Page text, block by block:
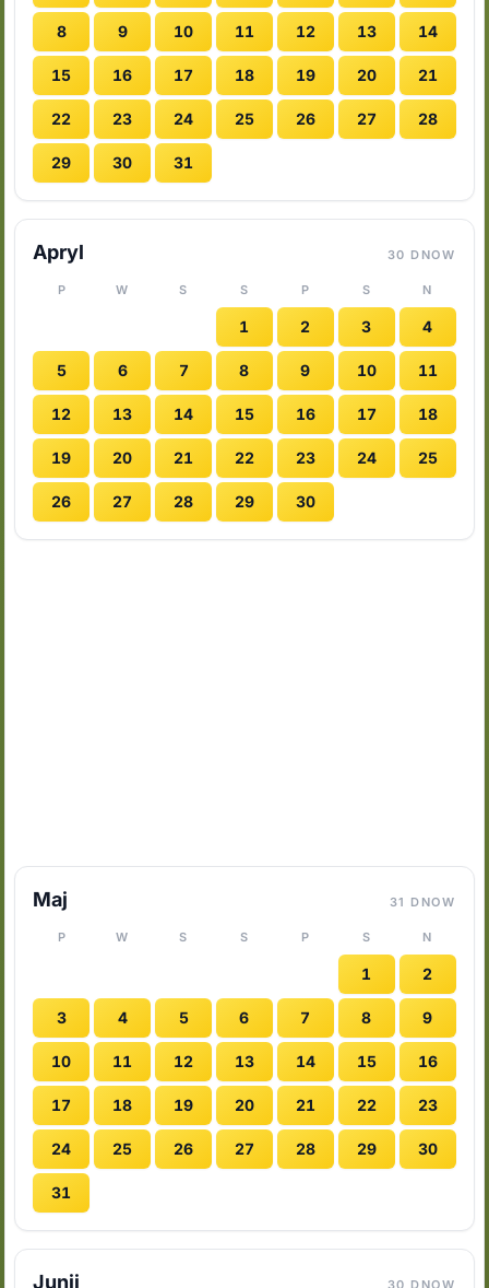
8 9 10 11 12 13 14
15 16 17 18 19 20 21
22 23 24 25 26 27 28
29 30 31
Apryl 30 DNOW
P W S S P S N
1 2 3 4
5 6 7 8 9 10 11
12 13 14 15 16 17 18
19 20 21 22 23 24 25
26 27 28 29 30
Maj 31 DNOW
P W S S P S N
1 2
3 4 5 6 7 8 9
10 11 12 13 14 15 16
17 18 19 20 21 22 23
24 25 26 27 28 29 30
31
Junij 30 DNOW